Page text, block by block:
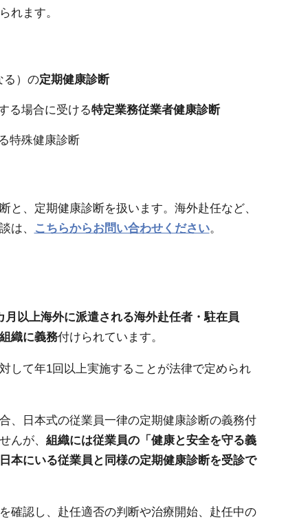
れます。
る）の定期健康診断
る場合に受ける特定業務従業者健康診断
特殊健康診断
、定期健康診断を扱います。海外赴任など、
は、
こちらからお問い合わせください。
月以上海外に派遣される海外赴任者・駐在員
織に義務付けられています。
して年1回以上実施することが法律で定められ
、日本式の従業員一律の定期健康診断の義務付
んが、 組織には従業員の「健康と安全を守る義
本にいる従業員と同様の定期健康診断を受診で
確認し、赴任適否の判断や治療開始、赴任中の